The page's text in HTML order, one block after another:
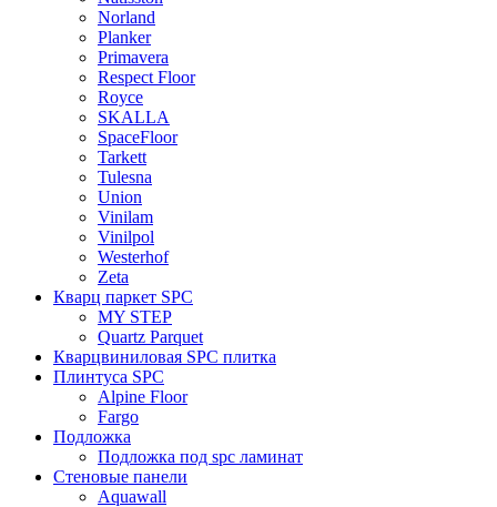
Norland
Planker
Primavera
Respect Floor
Royce
SKALLA
SpaceFloor
Tarkett
Tulesna
Union
Vinilam
Vinilpol
Westerhof
Zeta
Кварц паркет SPC
MY STEP
Quartz Parquet
Кварцвиниловая SPC плитка
Плинтуса SPC
Alpine Floor
Fargo
Подложка
Подложка под spc ламинат
Стеновые панели
Aquawall